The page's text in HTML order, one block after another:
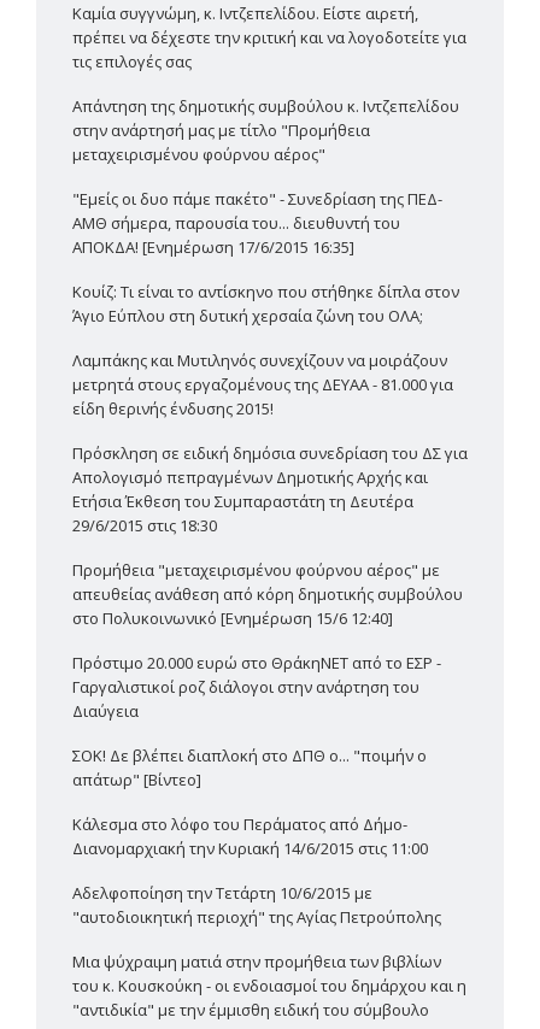
Καμία συγγνώμη, κ. Ιντζεπελίδου. Είστε αιρετή,
πρέπει να δέχεστε την κριτική και να λογοδοτείτε για
τις επιλογές σας
Απάντηση της δημοτικής συμβούλου κ. Ιντζεπελίδου
στην ανάρτησή μας με τίτλο "Προμήθεια
μεταχειρισμένου φούρνου αέρος"
"Εμείς οι δυο πάμε πακέτο" - Συνεδρίαση της ΠΕΔ-
ΑΜΘ σήμερα, παρουσία του... διευθυντή του
ΑΠΟΚΔΑ! [Ενημέρωση 17/6/2015 16:35]
Κουίζ: Τι είναι το αντίσκηνο που στήθηκε δίπλα στον
Άγιο Εύπλου στη δυτική χερσαία ζώνη του ΟΛΑ;
Λαμπάκης και Μυτιληνός συνεχίζουν να μοιράζουν
μετρητά στους εργαζομένους της ΔΕΥΑΑ - 81.000 για
είδη θερινής ένδυσης 2015!
Πρόσκληση σε ειδική δημόσια συνεδρίαση του ΔΣ για
Απολογισμό πεπραγμένων Δημοτικής Αρχής και
Ετήσια Έκθεση του Συμπαραστάτη τη Δευτέρα
29/6/2015 στις 18:30
Προμήθεια "μεταχειρισμένου φούρνου αέρος" με
απευθείας ανάθεση από κόρη δημοτικής συμβούλου
στο Πολυκοινωνικό [Ενημέρωση 15/6 12:40]
Πρόστιμο 20.000 ευρώ στο ΘράκηΝΕΤ από το ΕΣΡ -
Γαργαλιστικοί ροζ διάλογοι στην ανάρτηση του
Διαύγεια
ΣΟΚ! Δε βλέπει διαπλοκή στο ΔΠΘ ο... "ποιμήν ο
απάτωρ" [Βίντεο]
Κάλεσμα στο λόφο του Περάματος από Δήμο-
Διανομαρχιακή την Κυριακή 14/6/2015 στις 11:00
Αδελφοποίηση την Τετάρτη 10/6/2015 με
"αυτοδιοικητική περιοχή" της Αγίας Πετρούπολης
Μια ψύχραιμη ματιά στην προμήθεια των βιβλίων
του κ. Κουσκούκη - οι ενδοιασμοί του δημάρχου και η
"αντιδικία" με την έμμισθη ειδική του σύμβουλο